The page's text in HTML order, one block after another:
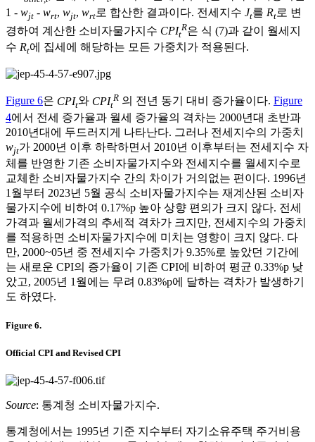
1 - wjt - wrt, wjt, wrt로 합산한 결과이다. 전세지수 Jt를 Rt로 변
경하여 계산한 소비자물가지수 CPIt
R은 식 (7)과 같이 월세지
수 Rt에 집세에 해당하는 모든 가중치가 적용된다.
Figure 6은 CPIt와 CPIt
R 의 전년 동기 대비 증가율이다. Figure
4에서 전세 증가율과 월세 증가율의 격차는 2000년대 초반과
2010년대에 두드러지게 나타난다. 그러나 전세지수의 가중치
wjt가 2000년 이후 하락하면서 2010년 이후부터는 전세지수 자
체를 반영한 기존 소비자물가지수와 전세지수를 월세지수로
교체한 소비자물가지수 간의 차이가 거의없는 편이다. 1996년
1월부터 2023년 5월 공식 소비자물가지수는 재계산된 소비자
물가지수에 비하여 0.17%p 높아 상향 편의가 크지 않다. 전세
가격과 월세가격의 추세적 격차가 크지만, 전세지수의 가중치
를 적용하면 소비자물가지수에 미치는 영향이 크지 않다. 다
만, 2000~05년 중 전세지수 가중치가 9.35%로 높았던 기간에
는 새로운 CPI의 증가율이 기존 CPI에 비하여 평균 0.33%p 낮
았고, 2005년 1월에는 무려 0.83%p에 달하는 격차가 발생하기
도 하였다.
Figure 6.
Official CPI and Revised CPI
Source: 통계청 소비자물가지수.
통계청에서는 1995년 기준 지수부터 자기소유주택 주거비용